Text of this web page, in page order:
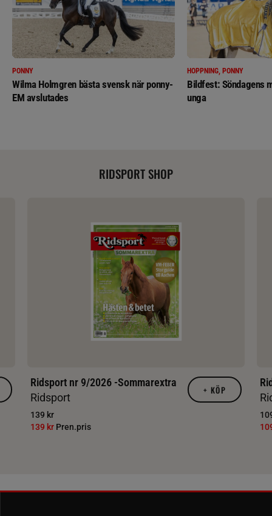
PONNY
Wilma Holmgren bästa svensk när ponny-
EM avslutades
HOPPNING, PONNY
Bildfest: Söndagens
unga
RIDSPORT SHOP
Ridsport nr 9/2026 -Sommarextra
Ridsport
139 kr
139 kr Pren.pris
+ KÖP